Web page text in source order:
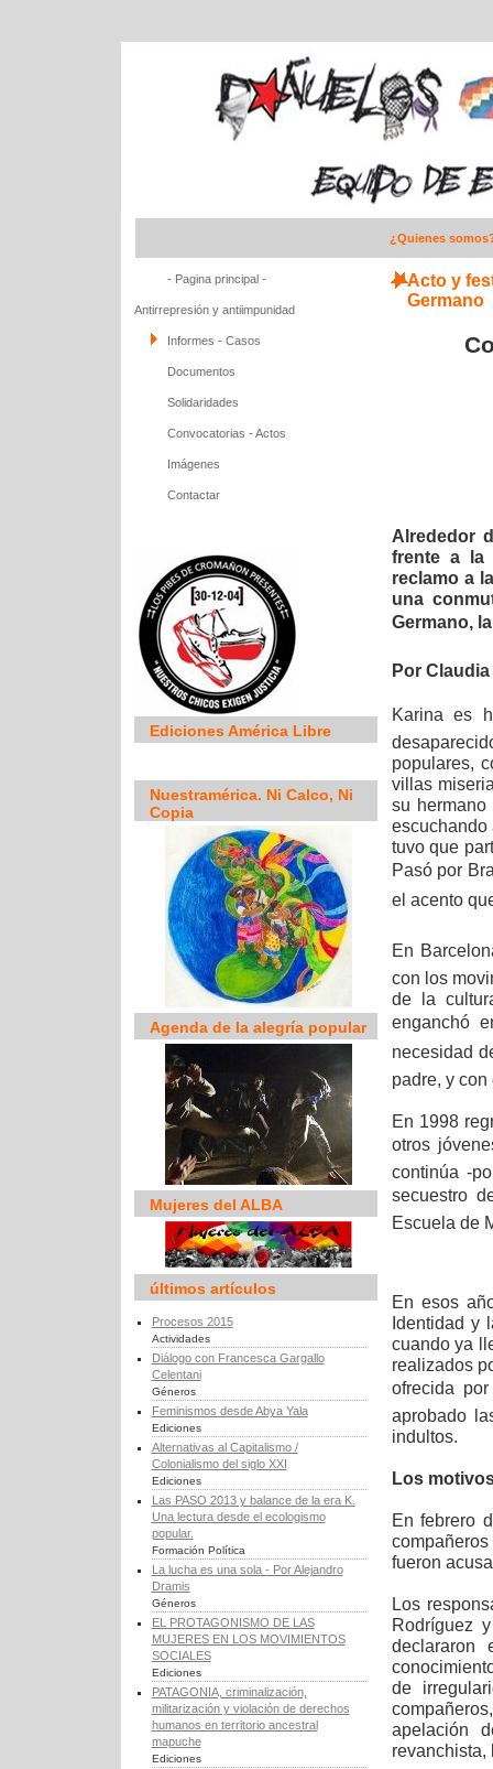
¿Quienes
- Pagina principal -
Antirrepresión y antiimpunidad
Informes - Casos
Documentos
Solidaridades
Convocatorias - Actos
Imágenes
Contactar
Ediciones América Libre
Nuestramérica. Ni Calco, Ni
Copia
Agenda de la alegría popular
Mujeres del ALBA
últimos artículos
Procesos 2015
Actividades
Diálogo con Francesca Gargallo
Celentani
Géneros
Feminismos desde Abya Yala
Ediciones
Alternativas al Capitalismo /
Colonialismo del siglo XXI
Ediciones
Las PASO 2013 y balance de la era K.
Una lectura desde el ecologismo
popular.
Formación Política
La lucha es una sola - Por Alejandro
Dramis
Géneros
EL PROTAGONISMO DE LAS
MUJERES EN LOS MOVIMIENTOS
SOCIALES
Ediciones
PATAGONIA, criminalización,
militarización y violación de derechos
humanos en territorio ancestral
mapuche
Ediciones
Acto y
Germano
Alrededor
frente a la
reclamo a
una
Germano, la
Por
Karina es
populares,
villas
su
escuchando
tuvo que
Pasó por
el acento
En
con los
de la
necesidad
padre, y
En 1998
otros
continúa -
secuestro
Escuela de
En esos
Identidad y
cuando ya
realizados
ofrecida
aprobado
indultos.
Los
En febrero
fueron
Los
Rodríguez
de
apelación
revanchista,